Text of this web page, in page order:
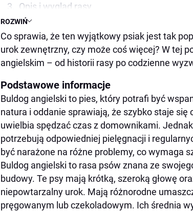
ROZWIŃ
Opis i wygląd rasy
Charakter
Zakup i cena
Zdrowie buldoga angielskiego
Pielęgnacja
Długość życia
Żywienie
Przykładowe imiona
Sport i zabawa
Szkolenie
Styl życia
Wrażenie ogólne
Co sprawia, że ten wyjątkowy psiak jest tak
urok zewnętrzny, czy może coś więcej? W tej
angielskim – od historii rasy po codzienne
Podstawowe informacje
Buldog angielski to pies, który potrafi być
natura i oddanie sprawiają, że szybko staje się
uwielbia spędzać czas z domownikami.
potrzebują odpowiedniej pielęgnacji i
być narażone na różne problemy, co wymaga
Buldog angielski to rasa psów znana ze
budowy. Te psy mają krótką, szeroką głowę
niepowtarzalny urok. Mają różnorodne
pręgowanym lub czekoladowym. Ich średnia